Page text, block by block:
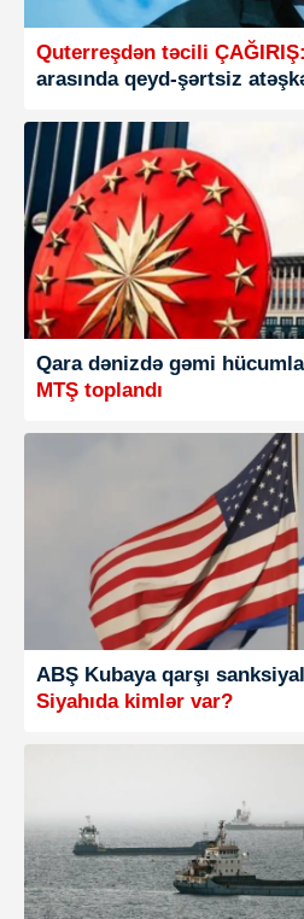
Quterreşdən təcili ÇAĞIRIŞ:
arasında qeyd-şərtsiz
Qara dənizdə gəmi
MTŞ toplandı
ABŞ Kubaya qarşı
Siyahıda kimlər var?